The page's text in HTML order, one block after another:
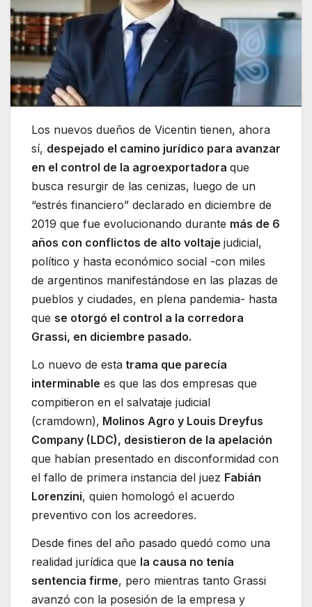
Los nuevos dueños de Vicentin tienen, ahora
sí, despejado el camino jurídico para avanzar
en el control de la agroexportadora que
busca resurgir de las cenizas, luego de un
“estrés financiero” declarado en diciembre de
2019 que fue evolucionando durante más de 6
años con conflictos de alto voltaje judicial,
político y hasta económico social -con miles
de argentinos manifestándose en las plazas de
pueblos y ciudades, en plena pandemia- hasta
que se otorgó el control a la corredora
Grassi, en diciembre pasado.
Lo nuevo de esta trama que parecía
interminable es que las dos empresas que
compitieron en el salvataje judicial
(cramdown), Molinos Agro y Louis Dreyfus
Company (LDC), desistieron de la apelación
que habían presentado en disconformidad con
el fallo de primera instancia del juez Fabián
Lorenzini, quien homologó el acuerdo
preventivo con los acreedores.
Desde fines del año pasado quedó como una
realidad jurídica que la causa no tenía
sentencia firme, pero mientras tanto Grassi
avanzó con la posesión de la empresa y